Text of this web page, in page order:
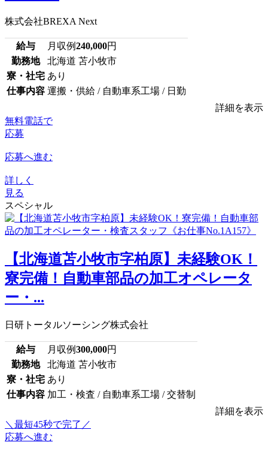
株式会社BREXA Next
給与 月収例240,000円
勤務地
北海道 苫小牧市
寮・社宅 あり
仕事内容 運搬・供給 / 自動車系工場 / 日勤
詳細を表示
無料電話で
応募
応募へ進む
詳しく
見る
スペシャル
【北海道苫小牧市字柏原】未経験OK！
寮完備！自動車部品の加工オペレータ
ー・...
日研トータルソーシング株式会社
給与 月収例300,000円
勤務地
北海道 苫小牧市
寮・社宅 あり
仕事内容 加工・検査 / 自動車系工場 / 交替制
詳細を表示
＼最短45秒で完了／
応募へ進む